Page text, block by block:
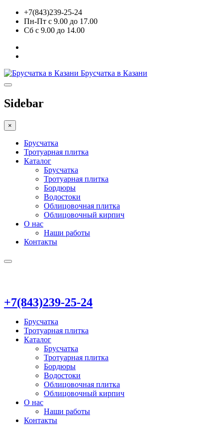
+7(843)239-25-24
Пн-Пт с 9.00 до 17.00
Сб с 9.00 до 14.00
Брусчатка в Казани
Sidebar
×
Брусчатка
Тротуарная плитка
Каталог
Брусчатка
Тротуарная плитка
Бордюры
Водостоки
Облицовочная плитка
Облицовочный кирпич
О нас
Наши работы
Контакты
+7(843)239-25-24
Брусчатка
Тротуарная плитка
Каталог
Брусчатка
Тротуарная плитка
Бордюры
Водостоки
Облицовочная плитка
Облицовочный кирпич
О нас
Наши работы
Контакты